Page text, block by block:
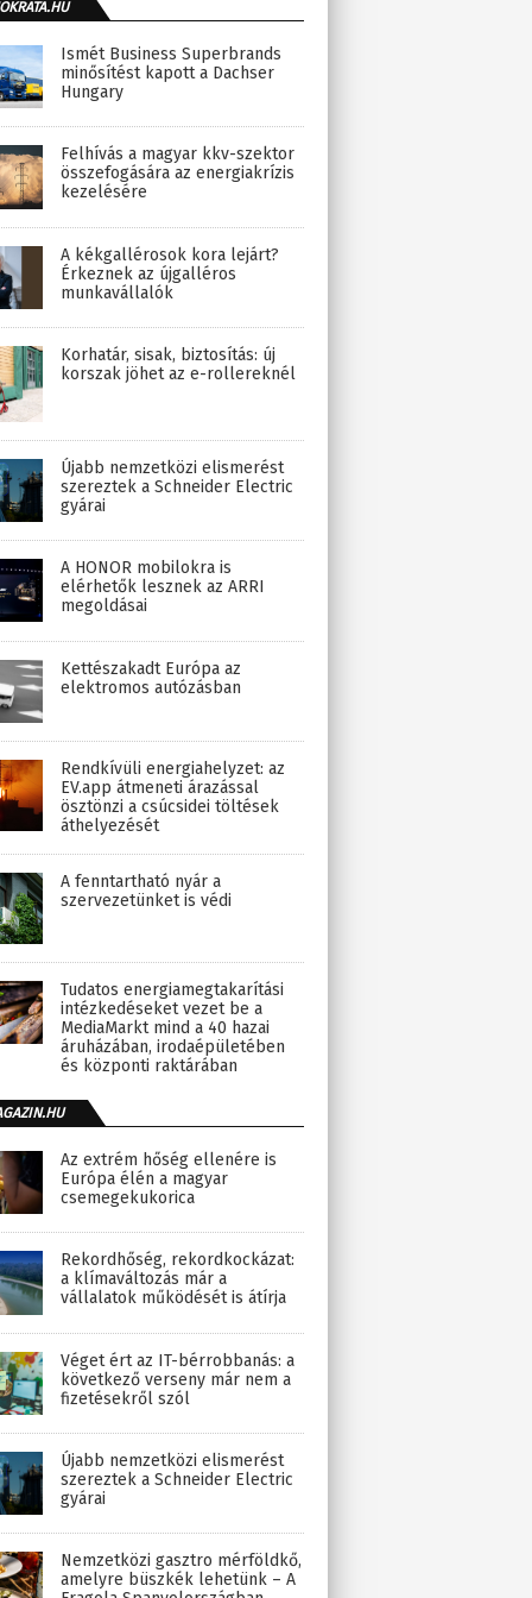
Ismét Business Superbrands
minősítést kapott a Dachser
Hungary
Felhívás a magyar kkv-szektor
összefogására az energiakrízis
kezelésére
A kékgallérosok kora lejárt?
Érkeznek az újgalléros
munkavállalók
Korhatár, sisak, biztosítás: új
korszak jöhet az e-rollereknél
Újabb nemzetközi elismerést
szereztek a Schneider Electric
gyárai
A HONOR mobilokra is
elérhetők lesznek az ARRI
megoldásai
Kettészakadt Európa az
elektromos autózásban
Rendkívüli energiahelyzet: az
EV.app átmeneti árazással
ösztönzi a csúcsidei töltések
áthelyezését
A fenntartható nyár a
szervezetünket is védi
Tudatos energiamegtakarítási
intézkedéseket vezet be a
MediaMarkt mind a 40 hazai
áruházában, irodaépületében
és központi raktárában
Az extrém hőség ellenére is
Európa élén a magyar
csemegekukorica
Rekordhőség, rekordkockázat:
a klímaváltozás már a
vállalatok működését is átírja
Véget ért az IT-bérrobbanás: a
következő verseny már nem a
fizetésekről szól
Újabb nemzetközi elismerést
szereztek a Schneider Electric
gyárai
Nemzetközi gasztro mérföldkő,
amelyre büszkék lehetünk – A